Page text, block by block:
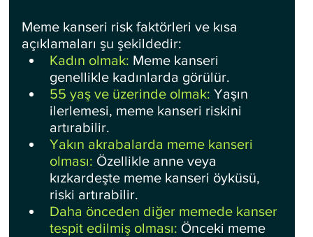
Meme kanseri risk faktörleri ve kısa
açıklamaları şu şekildedir:
Kadın olmak: Meme kanseri
genellikle kadınlarda görülür.
55 yaş ve üzerinde olmak: Yaşın
ilerlemesi, meme kanseri riskini
artırabilir.
Yakın akrabalarda meme kanseri
olması: Özellikle anne veya
kızkardeşte meme kanseri öyküsü,
riski artırabilir.
Daha önceden diğer memede kanser
tespit edilmiş olması: Önceki meme